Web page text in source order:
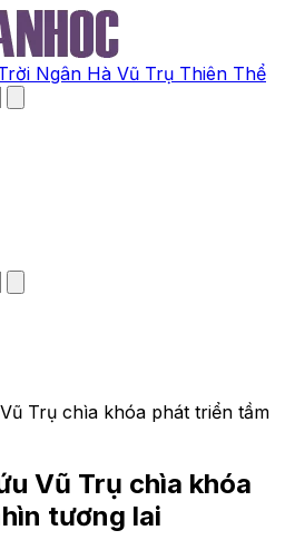
Ngân Hà Vũ Trụ Thiên Thể
Trụ chìa khóa phát triển tầm
Vũ Trụ chìa khóa
tương lai